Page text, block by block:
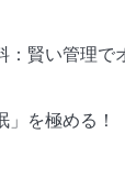
：賢い管理で
を極める！